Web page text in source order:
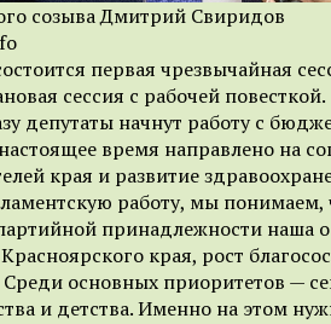
созыва Дмитрий Свиридов
первая чрезвычайная
сессия с рабочей повесткой.
депутаты начнут работу с
время направлено на
края и развитие
работу, мы понимаем,
принадлежности наша
края, рост
основных приоритетов —
и детства. Именно на этом